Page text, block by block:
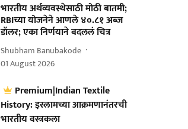
भारतीय अर्थव्यवस्थेसाठी मोठी बातमी;
RBIच्या योजनेने आणले ४०.८१ अब्ज
डॉलर; एका निर्णयाने बदललं चित्र
Shubham Banubakode
01 August 2026
Premium|Indian Textile
History: इस्लामच्या आक्रमणानंतरची
भारतीय वस्त्रकला